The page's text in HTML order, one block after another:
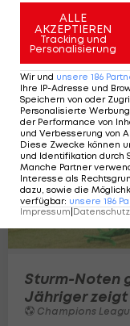
Spieler der
Bundesliga
Sturm-Noten
Jähriger
Champions
ALLE
AKZEPTIEREN
Tracking und
Personalisierung
Wir und unsere 186
Ihre IP-Adresse und
Speichern von oder
Personalisierte
der Performance von
und Verbesserung von
Diese Zwecke können
und Identifikation durch
Manche Partner
Interesse als
dazu, sowie die
verfügbar: unsere 186
Impressum